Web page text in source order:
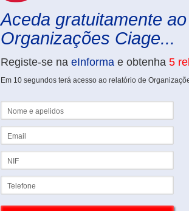
Aceda gratuitamente
Organizações Ciage...
Registe-se na eInforma e obtenha 5
Em 10 segundos terá acesso ao relatório de